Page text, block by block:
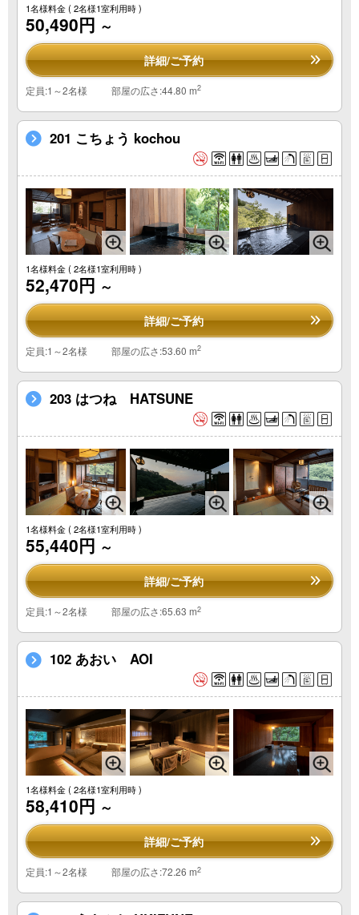
1名様料金( 2名様1室利用時 )
50,490円 ～
詳細/ご予約
定員:1～2名様 部屋の広さ:44.80 m2
201 こちょう kochou
1名様料金( 2名様1室利用時 )
52,470円 ～
詳細/ご予約
定員:1～2名様 部屋の広さ:53.60 m2
203 はつね HATSUNE
1名様料金( 2名様1室利用時 )
55,440円 ～
詳細/ご予約
定員:1～2名様 部屋の広さ:65.63 m2
102 あおい AOI
1名様料金( 2名様1室利用時 )
58,410円 ～
詳細/ご予約
定員:1～2名様 部屋の広さ:72.26 m2